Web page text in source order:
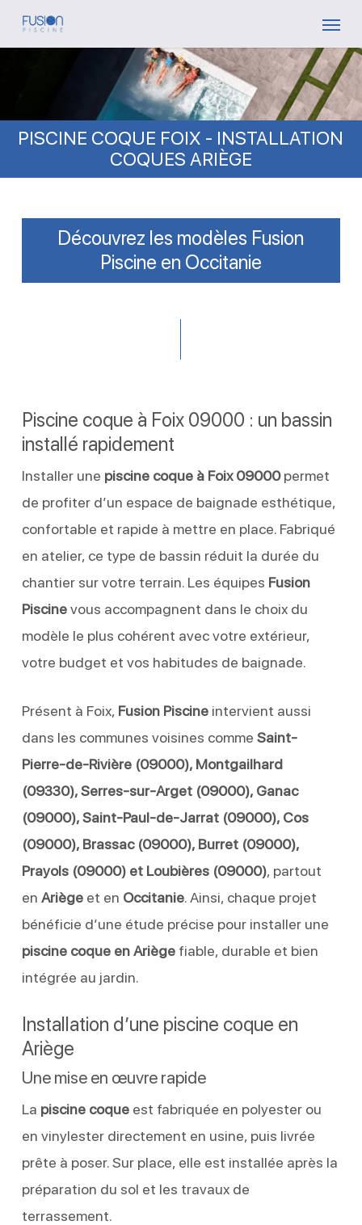
Skip
PISCINE COQUE FOIX - INSTALLATION
COQUES ARIÈGE
Découvrez les modèles Fusion
Piscine en Occitanie
Piscine coque à Foix 09000 : un bassin
installé rapidement
Installer une piscine coque à Foix 09000permet
de profiter d’un espace de baignade esthétique,
confortable et rapide à mettre en place. Fabriqué
en atelier, ce type de bassin réduit la durée du
chantier sur votre terrain. Les équipes Fusion
Piscinevous accompagnent dans le choix du
modèle le plus cohérent avec votre extérieur,
votre budget et vos habitudes de baignade.
Présent à Foix, Fusion Piscineintervient aussi
dans les communes voisines comme Saint-
Pierre-de-Rivière (09000), Montgailhard
(09330), Serres-sur-Arget (09000), Ganac
(09000), Saint-Paul-de-Jarrat (09000), Cos
(09000), Brassac (09000), Burret (09000),
Prayols (09000) et Loubières (09000), partout
en Ariègeet en Occitanie. Ainsi, chaque projet
bénéficie d’une étude précise pour installer une
piscine coque en Ariègefiable, durable et bien
intégrée au jardin.
Installation d’une piscine coque en
Ariège
Une mise en œuvre rapide
La piscine coqueest fabriquée en polyester ou
en vinylester directement en usine, puis livrée
prête à poser. Sur place, elle est installée après la
préparation du sol et les travaux de
terrassement.